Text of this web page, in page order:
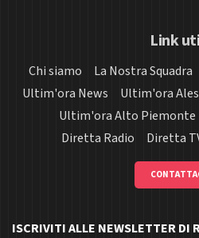
Link
Chi siamo La Nostra Squadra
Ultim'ora News
Ultim'ora
Ultim'ora Alto Piemonte
Diretta Radio
Diretta
ISCRIVITI ALLE NEWSLETTER DI